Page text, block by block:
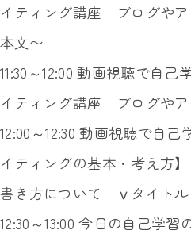
イティング講座 ブログや
本文〜
11:30～12:00 動画視聴で自
イティング講座 ブログや
12:00～12:30 動画視聴で自
イティングの基本・考え方
書き方について ⅴタイトル
12:30～13:00 今日の自己学